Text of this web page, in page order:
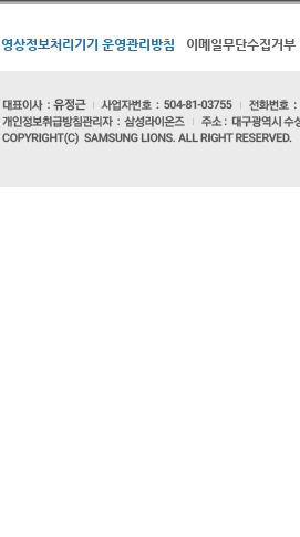
영상정보처리기기 운영관리방침 이메일무단수집거부